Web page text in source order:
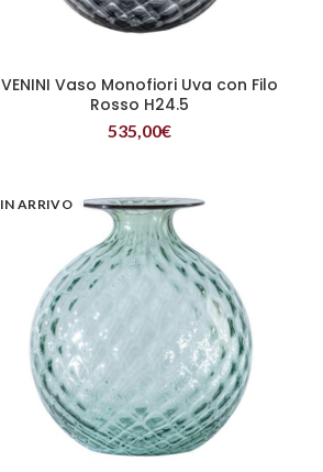
LEGGI TUTTO
VENINI Vaso Monofiori Uva con Filo
Rosso H24.5
535,00€
IN ARRIVO